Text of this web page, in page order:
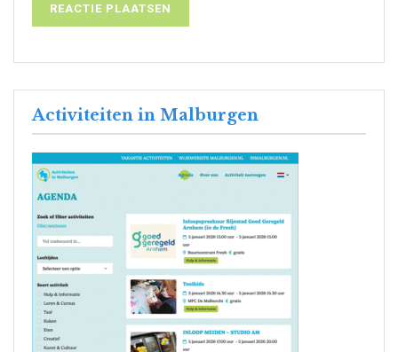
Activiteiten in Malburgen